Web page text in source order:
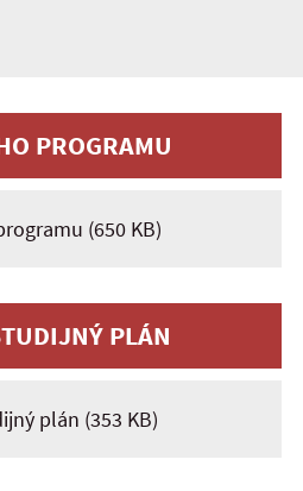
PROGRAMU
(650 KB)
PLÁN
plán (353 KB)